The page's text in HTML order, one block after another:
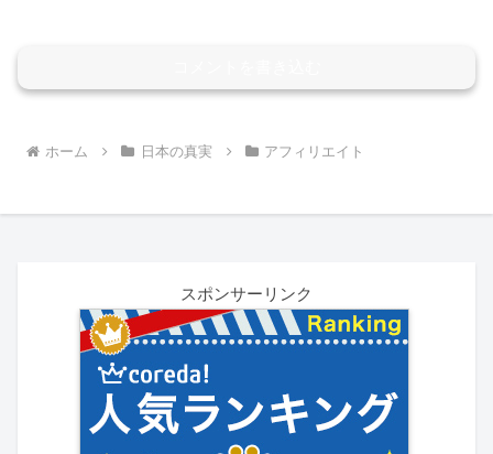
ホーム 日本の真実 アフィリエイト
スポンサーリンク